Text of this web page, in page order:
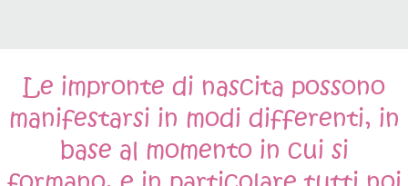
Le impronte di nascita possono
manifestarsi in modi differenti, in
base al momento in cui si